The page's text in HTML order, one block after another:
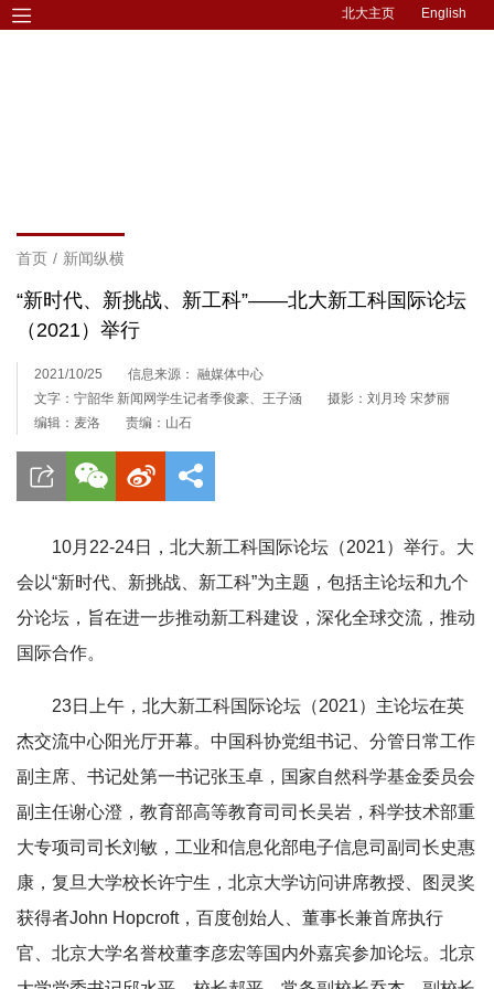
北大主页 English
首页 / 新闻纵横
“新时代、新挑战、新工科”——北大新工科国际论坛
（2021）举行
2021/10/25
信息来源： 融媒体中心
文字：宁韶华 新闻网学生记者季俊豪、王子涵
摄影：刘月玲 宋梦丽
编辑：麦洛
责编：山石
10月22-24日，北大新工科国际论坛（2021）举行。大
会以“新时代、新挑战、新工科”为主题，包括主论坛和九个
分论坛，旨在进一步推动新工科建设，深化全球交流，推动
国际合作。
23日上午，北大新工科国际论坛（2021）主论坛在英
杰交流中心阳光厅开幕。中国科协党组书记、分管日常工作
副主席、书记处第一书记张玉卓，国家自然科学基金委员会
副主任谢心澄，教育部高等教育司司长吴岩，科学技术部重
大专项司司长刘敏，工业和信息化部电子信息司副司长史惠
康，复旦大学校长许宁生，北京大学访问讲席教授、图灵奖
获得者John Hopcroft，百度创始人、董事长兼首席执行
官、北京大学名誉校董李彦宏等国内外嘉宾参加论坛。北京